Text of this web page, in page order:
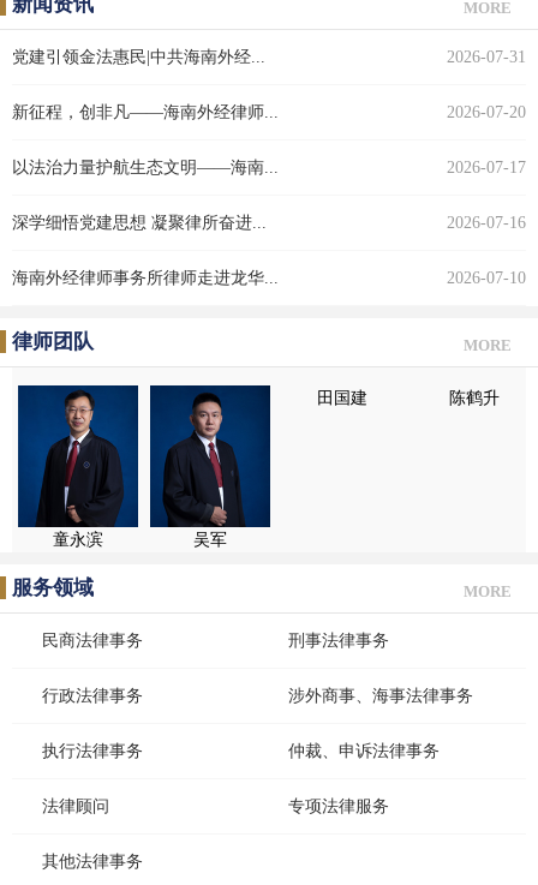
MORE
党建引领金法惠民|中共海南外经... 2026-07-31
新征程，创非凡——海南外经律师... 2026-07-20
以法治力量护航生态文明——海南... 2026-07-17
深学细悟党建思想 凝聚律所奋进... 2026-07-16
海南外经律师事务所律师走进龙华... 2026-07-10
律师团队 MORE
童永滨 吴军
田国建 陈鹤升
服务领域 MORE
民商法律事务 刑事法律事务
行政法律事务 涉外商事、海事法律事务
执行法律事务 仲裁、申诉法律事务
法律顾问 专项法律服务
其他法律事务